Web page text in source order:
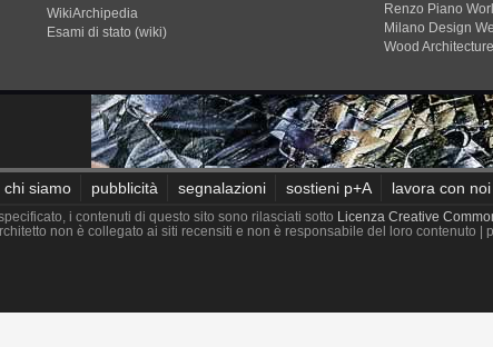
WikiArchipedia
Esami di stato (wiki)
Renzo Piano
Milano Design
Wood
chi siamo pubblicità segnalazioni sostieni p+A lavora con noi
i contenuti di questo sito sono rilasciati sotto Licenza Creative
non è collegato ai siti recensiti e non è responsabile del loro contenuto
|